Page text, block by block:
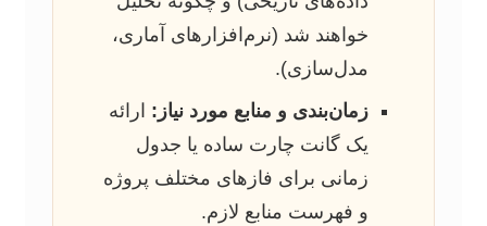
خواهند شد (نرم‌افزارهای آماری،
مدل‌سازی).
زمان‌بندی و منابع مورد نیاز: ارائه
یک گانت چارت ساده یا جدول
زمانی برای فازهای مختلف پروژه
و فهرست منابع لازم.